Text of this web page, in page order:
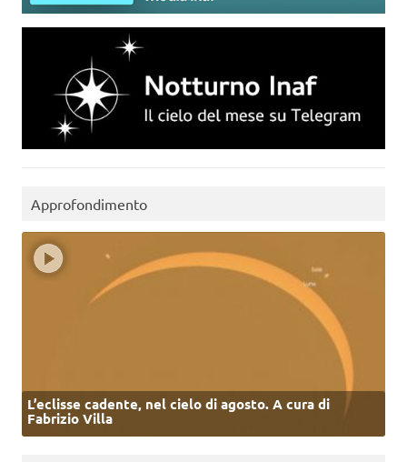
Approfondimento
L’eclisse cadente, nel cielo di agosto. A cura di
Fabrizio Villa